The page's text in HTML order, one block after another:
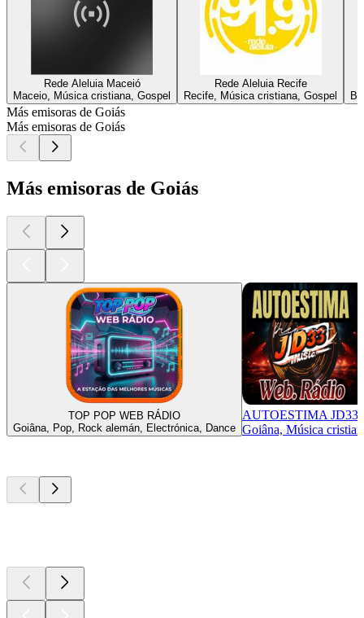
Rede Aleluia Maceió
Maceio, Música cristiana, Gospel
Rede Aleluia Recife
Recife, Música cristiana, Gospel
Más emisoras de Goiás
Más emisoras de Goiás
Más emisoras de Goiás
TOP POP WEB RÁDIO
Goiâna, Pop, Rock alemán, Electrónica, Dance
AUTOESTIMA JD33
Goiâna, Música